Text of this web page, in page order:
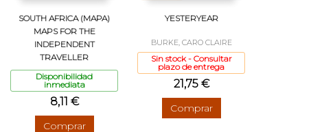
SOUTH AFRICA (MAPA)
MAPS FOR THE
INDEPENDENT
TRAVELLER
Disponibilidad
inmediata
8,11 €
Comprar
YESTERYEAR
BURKE, CARO CLAIRE
Sin stock - Consultar
plazo de entrega
21,75 €
Comprar